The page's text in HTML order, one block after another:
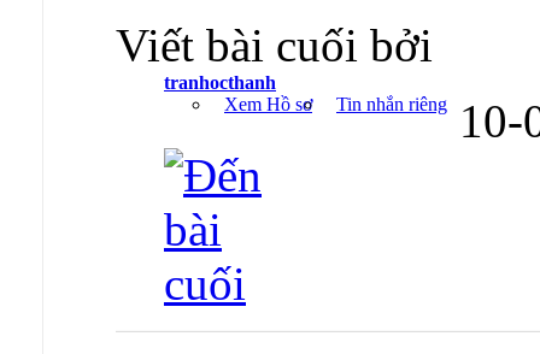
Viết bài cuối bởi
tranhocthanh
Xem Hồ sơ
Tin nhắn riêng